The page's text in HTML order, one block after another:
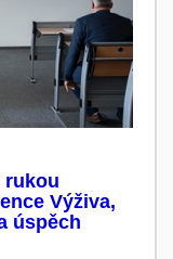
rukou
Výživa,
úspěch